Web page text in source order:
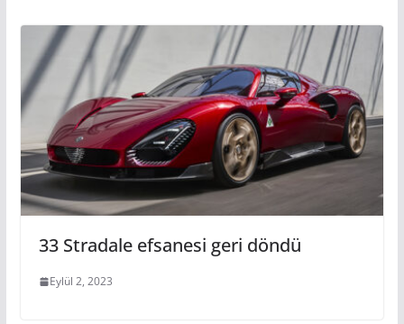
33 Stradale efsanesi geri döndü
Eylül 2, 2023